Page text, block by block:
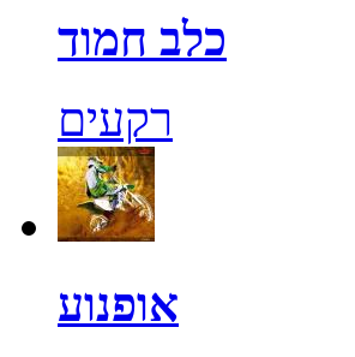
כלב חמוד
רקעים
אופנוע